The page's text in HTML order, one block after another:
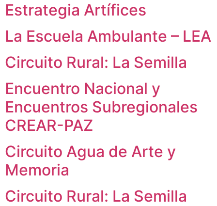
Estrategia Artífices
La Escuela Ambulante – LEA
Circuito Rural: La Semilla
Encuentro Nacional y
Encuentros Subregionales
CREAR-PAZ
Circuito Agua de Arte y
Memoria
Circuito Rural: La Semilla